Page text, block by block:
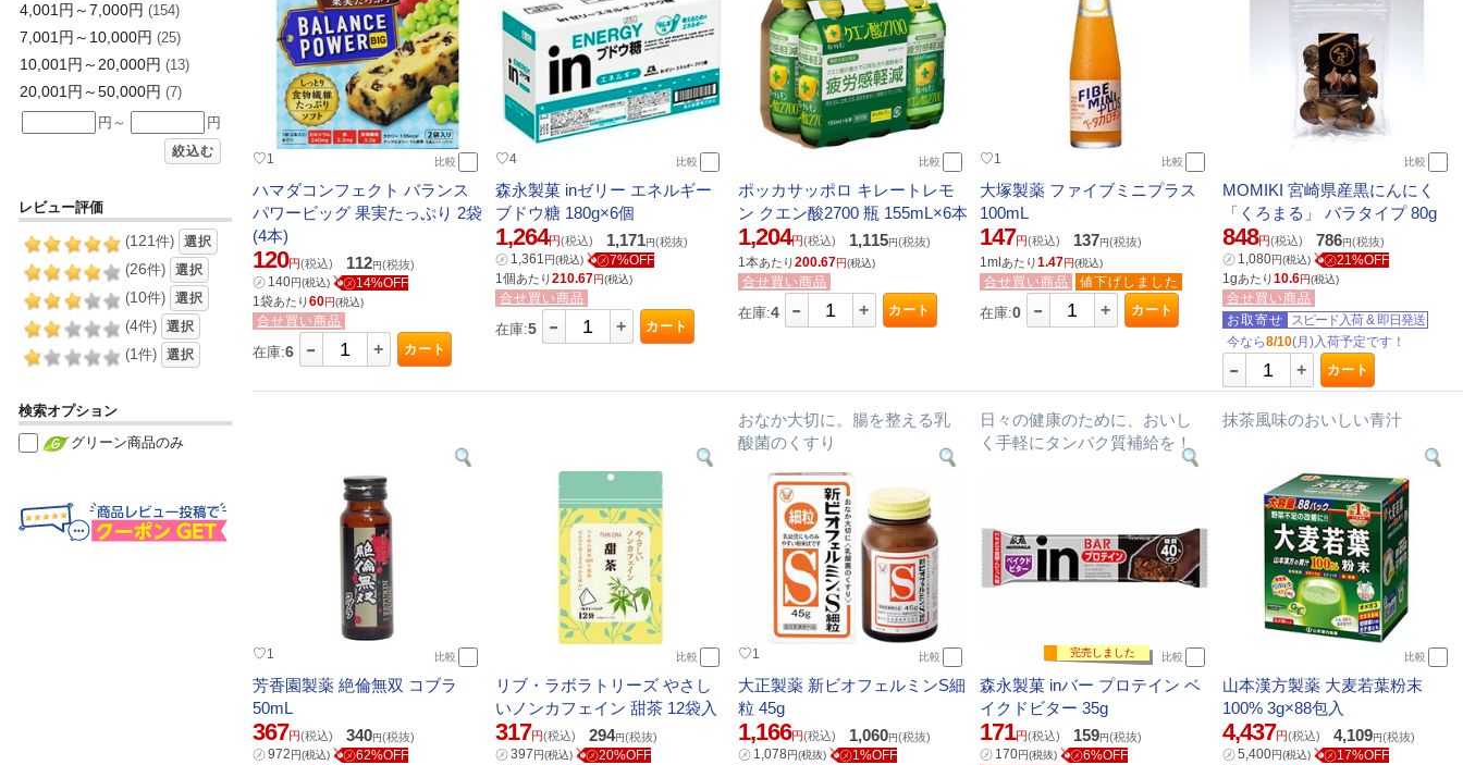
4,001円～7,000円 (154)
7,001円～10,000円 (25)
10,001円～20,000円 (13)
20,001円～50,000円 (7)
円～
円
絞込む
レビュー評価
(121 件) 選択
(26件) 選択
(10件) 選択
(4件) 選択
(1 件) 選択
検索オプション
グリーン商品のみ
♡1 比較
ハマダコンフェクト バランス
パワービッグ 果実たっぷり 2袋
(4本)
120円(税込) 112円(税抜)
㋱ 140円(税込) ㋱14%OFF
1袋あたり60円(税込)
合せ買い商品
在庫:6 - + カート
♡4 比較
森永製菓 inゼリー エネルギー
ブドウ糖 180g×6個
1,264円(税込) 1,171円(税抜)
㋱ 1,361円(税込) ㋱7%OFF
1個あたり210.67円(税込)
合せ買い商品
在庫:5 - + カート
比較
ポッカサッポロ キレートレモ
ン クエン酸2700 瓶 155mL×6本
1,204円(税込) 1,115円(税抜)
1本あたり200.67円(税込)
合せ買い商品
在庫:4 - + カート
♡1 比較
大塚製薬 ファイブミニプラス
100mL
147円(税込) 137円(税抜)
1mlあたり1.47円(税込)
合せ買い商品 値下げしました
在庫:0 - + カート
比較
MOMIKI 宮崎県産黒にんにく
「くろまる」 バラタイプ 80g
848円(税込) 786円(税抜)
㋱ 1,080円(税込) ㋱21%OFF
1gあたり10.6円(税込)
合せ買い商品
お取寄せ
スピード入荷 & 即日発送
今なら8/10(月)入荷予定です！
- + カート
♡1 比較
芳香園製薬 絶倫無双 コブラ
50mL
367円(税込) 340円(税抜)
㋱972円(税込) ㋱62%OFF
比較
リブ・ラボラトリーズ やさし
いノンカフェイン 甜茶 12袋入
317円(税込) 294円(税抜)
㋱397円(税込) ㋱20%OFF
おなか大切に。腸を整える乳
酸菌のくすり
♡1 比較
大正製薬 新ビオフェルミンS細
粒 45g
1,166円(税込) 1,060円(税抜)
㋱ 1,078円(税抜) ㋱1%OFF
日々の健康のために、おいし
く手軽にタンパク質補給を！
完売しました 比較
森永製菓 inバー プロテイン ベ
イクドビター 35g
171円(税込) 159円(税抜)
㋱ 170円(税抜) ㋱6%OFF
抹茶風味のおいしい青汁
比較
山本漢方製薬 大麦若葉粉末
100% 3g×88包入
4,437円(税込) 4,109円(税抜)
㋱5,400円(税込) ㋱17%OFF